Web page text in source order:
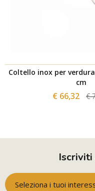
Coltello inox per
cm
€ 66,32 €
Seleziona i tuoi